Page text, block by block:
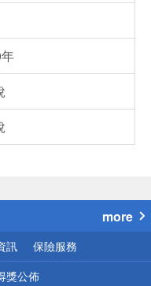
more
訊 保險服務
獎公佈